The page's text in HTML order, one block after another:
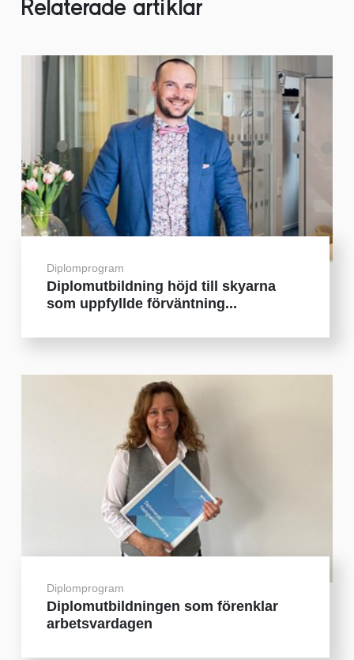
Relaterade artiklar
Diplomprogram
Diplomutbildning höjd till skyarna
som uppfyllde förväntning...
Diplomprogram
Diplomutbildningen som förenklar
arbetsvardagen